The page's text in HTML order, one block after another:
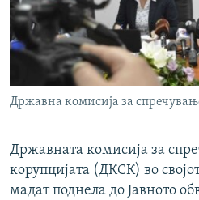
РСЕ веб страници
Државна комисија за
Државната комисија за
корупцијата (ДКСК) во
мадат поднела до Јавното